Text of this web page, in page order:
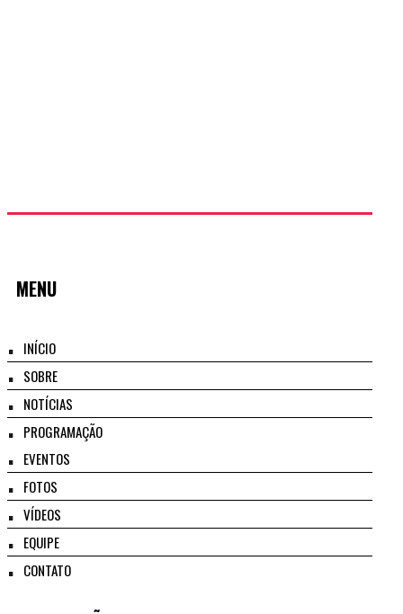
MENU
INÍCIO
SOBRE
NOTÍCIAS
PROGRAMAÇÃO
EVENTOS
FOTOS
VÍDEOS
EQUIPE
CONTATO